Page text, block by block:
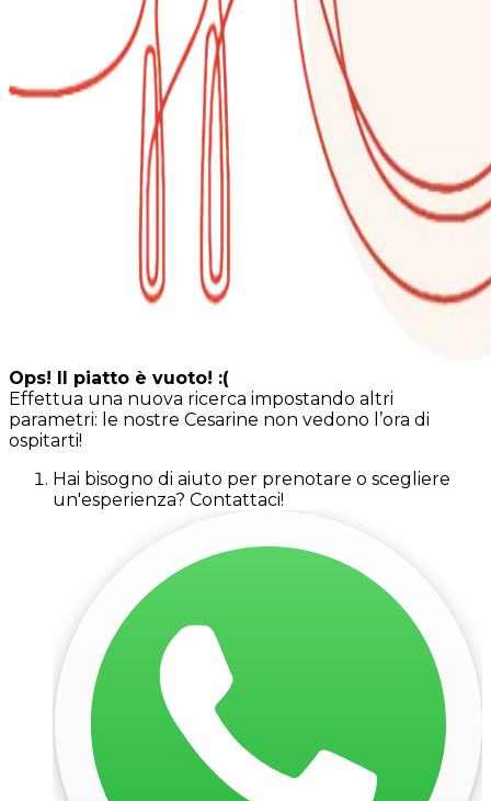
Ops! Il piatto è vuoto! :(
Effettua una nuova ricerca impostando altri
parametri: le nostre Cesarine non vedono l’ora di
ospitarti!
Hai bisogno di aiuto per prenotare o scegliere
un'esperienza? Contattaci!